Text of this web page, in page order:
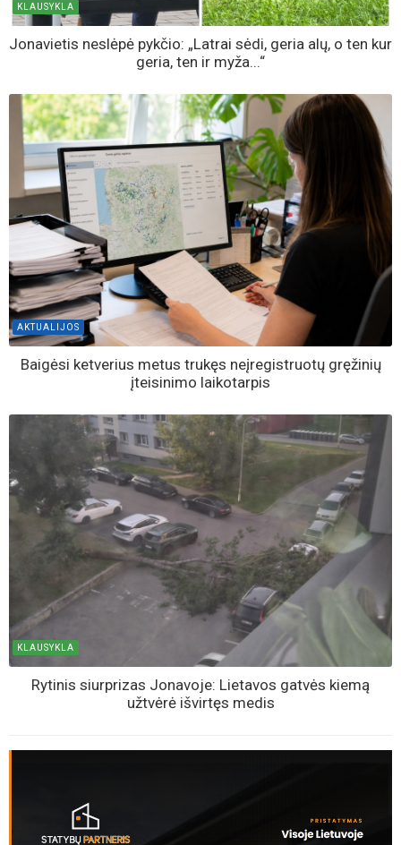
KLAUSYKLA
Jonavietis neslėpė pykčio: „Latrai sėdi, geria alų, o ten kur
geria, ten ir myža...“
AKTUALIJOS
Baigėsi ketverius metus trukęs neįregistruotų gręžinių
įteisinimo laikotarpis
KLAUSYKLA
Rytinis siurprizas Jonavoje: Lietavos gatvės kiemą
užtvėrė išvirtęs medis